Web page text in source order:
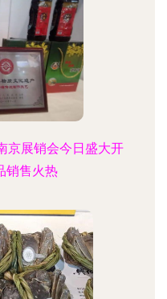
京展销会今日盛大开
销售火热